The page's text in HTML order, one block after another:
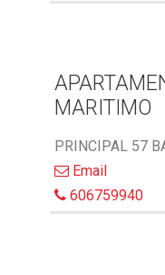
MARITIMO
PRINCIPAL 57
Email
606759940